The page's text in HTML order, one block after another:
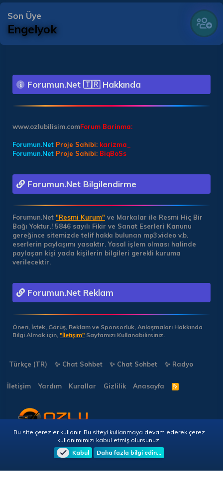
Son Üye
Engelyok
Forumun.Net 🇹🇷 Hakkında
Forum Barinma:
www.ozlubilisim.com
Forumun.Net Proje Sahibi: karizma_
Forumun.Net Proje Sahibi: BiqBoSs
Forumun.Net Bilgilendirme
Forumun.Net "Resmi Kurum" ve Markalar ile Resmi Hiç Bir
Bağı Yoktur.! 5846 sayılı Fikir ve Sanat Eserleri Kanunu
gereğince sitemizde telif hakkı bulunan mp3,video v.b.
eserlerin paylaşımı yasaktır. Yasal işlem olması halinde
paylaşan kişi yada kişilerin bilgileri gerekli kuruma
verilecektir.
Forumun.Net Reklam
Öneri, İstek, Görüş, Reklam ve Sponsorluk, Anlaşmaları Hakkında
Bilgi Almak için, "İletişim" Sayfamızı Kullanabilirsiniz.
Türkçe (TR) ✨ Chat Sohbet ✨ Chat Sohbet ✨ Radyo
İletişim Yardım Kurallar Gizlilik Anasayfa
R
S
Copyright © 2026 🎭 Forumun.NET - Tüm Hakları Saklıdır!
Bu site çerezler kullanır. Bu siteyi kullanmaya devam ederek çerez
kullanımımızı kabul etmiş olursunuz.
Kabul
Daha fazla bilgi edin…